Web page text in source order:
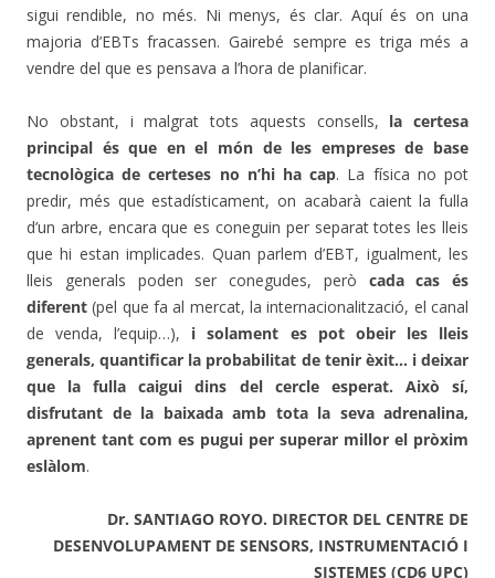
sigui rendible, no més. Ni menys, és clar. Aquí és on una
majoria d’EBTs fracassen. Gairebé sempre es triga més a
vendre del que es pensava a l’hora de planificar.
No obstant, i malgrat tots aquests consells, la certesa
principal és que en el món de les empreses de base
tecnològica de certeses no n’hi ha cap. La física no pot
predir, més que estadísticament, on acabarà caient la fulla
d’un arbre, encara que es coneguin per separat totes les lleis
que hi estan implicades. Quan parlem d’EBT, igualment, les
lleis generals poden ser conegudes, però cada cas és
diferent (pel que fa al mercat, la internacionalització, el canal
de venda, l’equip…), i solament es pot obeir les lleis
generals, quantificar la probabilitat de tenir èxit… i deixar
que la fulla caigui dins del cercle esperat. Això sí,
disfrutant de la baixada amb tota la seva adrenalina,
aprenent tant com es pugui per superar millor el pròxim
eslàlom.
Dr. SANTIAGO ROYO. DIRECTOR DEL CENTRE DE
DESENVOLUPAMENT DE SENSORS, INSTRUMENTACIÓ I
SISTEMES (CD6 UPC)